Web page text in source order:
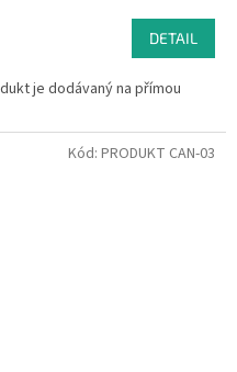
DETAIL
je dodávaný na přímou
Kód: PRODUKT CAN-03